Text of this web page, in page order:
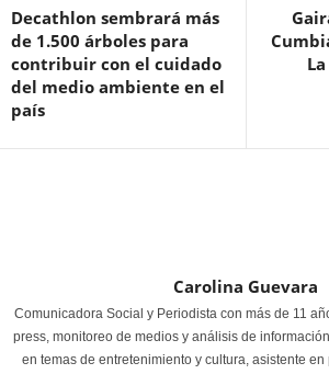
Decathlon sembrará más
de 1.500 árboles para
contribuir con el cuidado
del medio ambiente en el
país
Carolina Guevara
Comunicadora Social y Periodista con más de 11
press, monitoreo de medios y análisis de
en temas de entretenimiento y cultura, asistente